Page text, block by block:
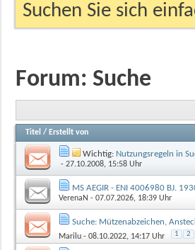
Suchen Sie sich
Forum: Suche
Titel / Erstellt von
Wichtig: Nutzungsregeln in
- 27.10.2008, 15:58 Uhr
MS AEGIR - ENI 4006980 BJ.
VerenaN - 07.07.2026, 18:39 Uhr
Suche: Mützenabzeichen,
Marilu - 08.10.2022, 14:17 Uhr 1 2